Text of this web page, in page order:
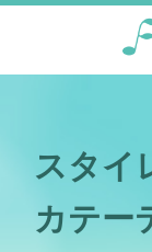
スタイ
カテー